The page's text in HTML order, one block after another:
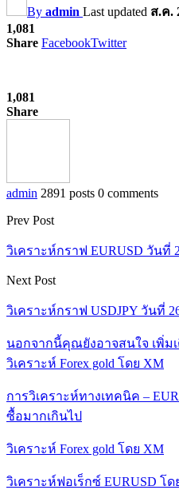
By admin Last updated ส.ค.
1,081
Share FacebookTwitter
1,081
Share
admin 2891 posts 0 comments
Prev Post
วิเคราะห์กราฟ EURUSD วันที่
Next Post
วิเคราะห์กราฟ USDJPY วันที่
นอกจากนี้คุณยังอาจสนใจ เพิ่ม
วิเคราะห์ Forex gold โดย XM
การวิเคราะห์ทางเทคนิค –
ซื้อมากเกินไป
วิเคราะห์ Forex gold โดย XM
วิเคราะห์ฟอเร็กซ์ EURUSD โ